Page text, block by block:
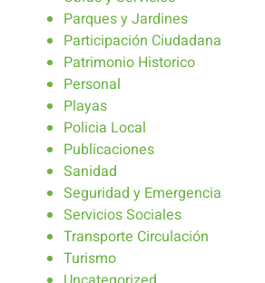
Parques y Jardines
Participación Ciudadana
Patrimonio Historico
Personal
Playas
Policia Local
Publicaciones
Sanidad
Seguridad y Emergencia
Servicios Sociales
Transporte Circulación
Turismo